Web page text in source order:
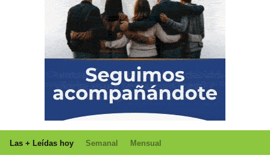
Las + Leídas hoy Semanal Mensual